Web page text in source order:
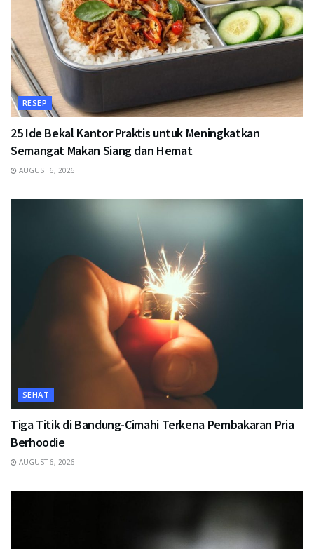
RESEP
25 Ide Bekal Kantor Praktis untuk Meningkatkan
Semangat Makan Siang dan Hemat
AUGUST 6, 2026
SEHAT
Tiga Titik di Bandung-Cimahi Terkena Pembakaran Pria
Berhoodie
AUGUST 6, 2026